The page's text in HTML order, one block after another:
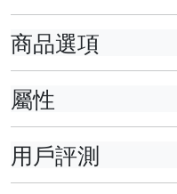
商品選項
屬性
用戶評測